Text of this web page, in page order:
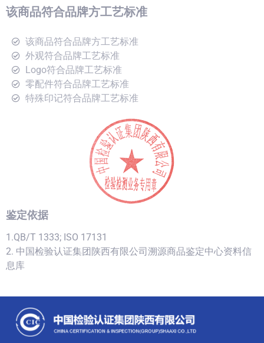
该商品符合品牌方工艺标准
该商品符合品牌方工艺标准
外观符合品牌工艺标准
Logo符合品牌工艺标准
零配件符合品牌工艺标准
特殊印记符合品牌工艺标准
鉴定依据
1.QB/T 1333; ISO 17131
2. 中国检验认证集团陕西有限公司溯源商品鉴定中心资料信
息库